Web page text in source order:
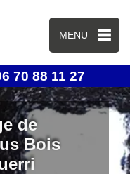
MENU
70 88 11 27
de
Bois